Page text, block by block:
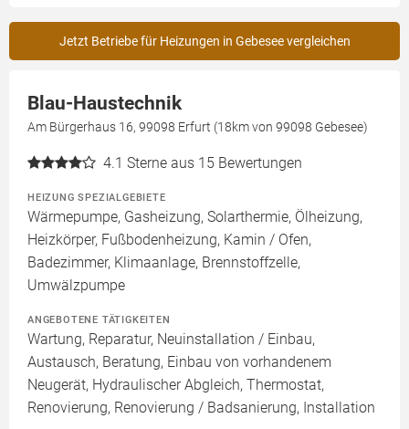
Jetzt Betriebe für Heizungen in Gebesee vergleichen
Blau-Haustechnik
Am Bürgerhaus 16, 99098 Erfurt (18km von 99098 Gebesee)
4.1 Sterne aus 15 Bewertungen
HEIZUNG SPEZIALGEBIETE
Wärmepumpe, Gasheizung, Solarthermie, Ölheizung,
Heizkörper, Fußbodenheizung, Kamin / Ofen,
Badezimmer, Klimaanlage, Brennstoffzelle,
Umwälzpumpe
ANGEBOTENE TÄTIGKEITEN
Wartung, Reparatur, Neuinstallation / Einbau,
Austausch, Beratung, Einbau von vorhandenem
Neugerät, Hydraulischer Abgleich, Thermostat,
Renovierung, Renovierung / Badsanierung, Installation